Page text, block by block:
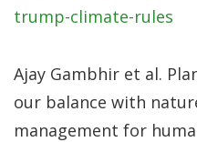
trump-climate-rules
Ajay Gambhir et al.
our balance with
management for